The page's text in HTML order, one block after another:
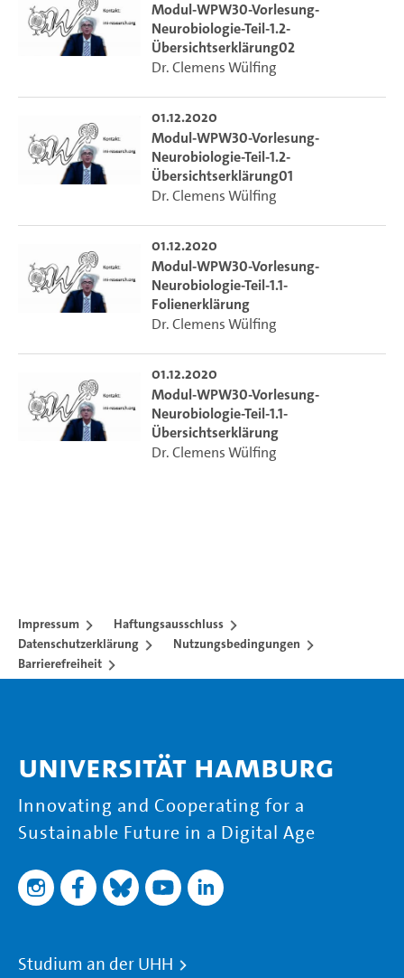
Modul-WPW30-Vorlesung-
Neurobiologie-Teil-1.2-
Übersichtserklärung02
Dr. Clemens Wülfing
01.12.2020
Modul-WPW30-Vorlesung-
Neurobiologie-Teil-1.2-
Übersichtserklärung01
Dr. Clemens Wülfing
01.12.2020
Modul-WPW30-Vorlesung-
Neurobiologie-Teil-1.1-
Folienerklärung
Dr. Clemens Wülfing
01.12.2020
Modul-WPW30-Vorlesung-
Neurobiologie-Teil-1.1-
Übersichtserklärung
Dr. Clemens Wülfing
Impressum
Haftungsausschluss
Datenschutzerklärung
Nutzungsbedingungen
Barrierefreiheit
Universität Hamburg
Innovating and Cooperating for a
Sustainable Future in a Digital Age
Studium an der UHH